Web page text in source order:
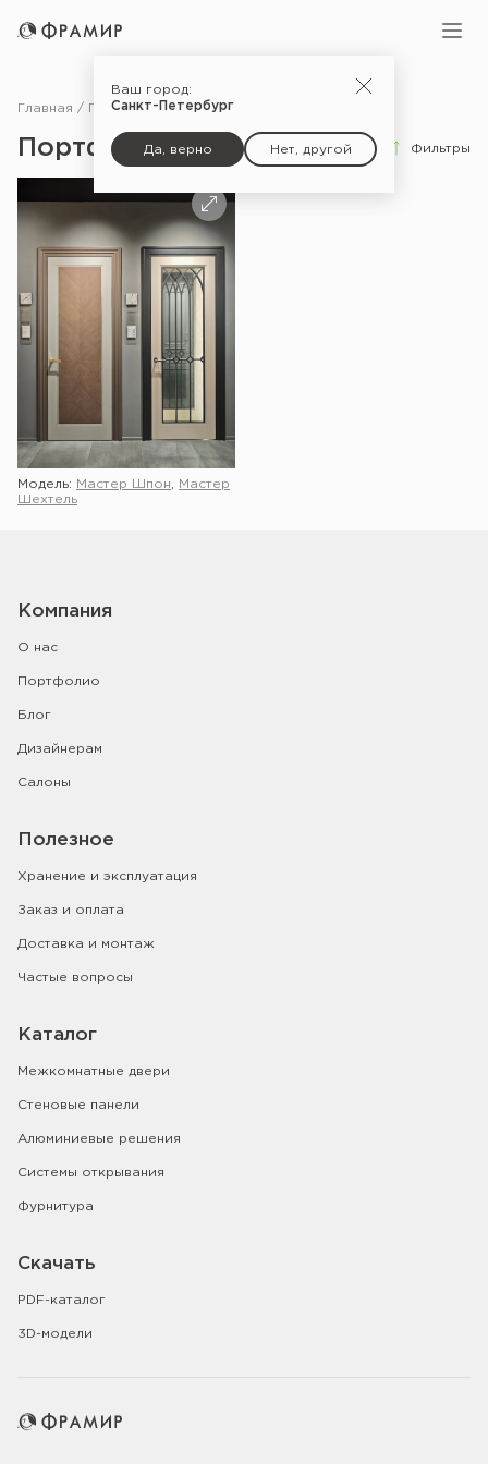
Ваш город:
Санкт-Петербург
Да, верно Нет, другой
Главная Портфолио
Портфолио Фильтры
Модель: Мастер Шпон
Мастер
Шехтель
Компания
О нас
Портфолио
Блог
Дизайнерам
Салоны
Полезное
Хранение и эксплуатация
Заказ и оплата
Доставка и монтаж
Частые вопросы
Каталог
Межкомнатные двери
Стеновые панели
Алюминиевые решения
Системы открывания
Фурнитура
Скачать
PDF-каталог
3D-модели